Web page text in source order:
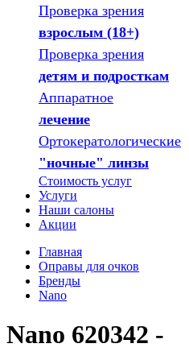
Проверка зрения
взрослым (18+)
Проверка зрения
детям и подросткам
Аппаратное
лечение
Ортокератологические
"ночные" линзы
Стоимость услуг
Услуги
Наши салоны
Акции
Главная
Оправы для очков
Бренды
Nano
Nano 620342 -